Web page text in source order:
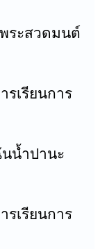
ระสวดมนต์
เรียนการ
น้ำปานะ
เรียนการ